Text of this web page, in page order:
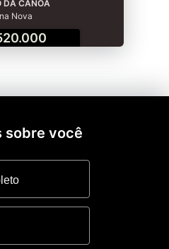
DA CANOA
Nova
sobre você